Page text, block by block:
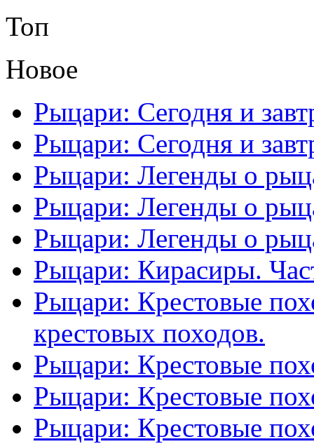
Топ
Новое
Рыцари: Сегодня и
Рыцари: Сегодня и
Рыцари: Легенды о
Рыцари: Легенды о
Рыцари: Легенды о
Рыцари: Кирасиры.
Рыцари: Крестовые
крестовых походов.
Рыцари: Крестовые
Рыцари: Крестовые
Рыцари: Крестовые